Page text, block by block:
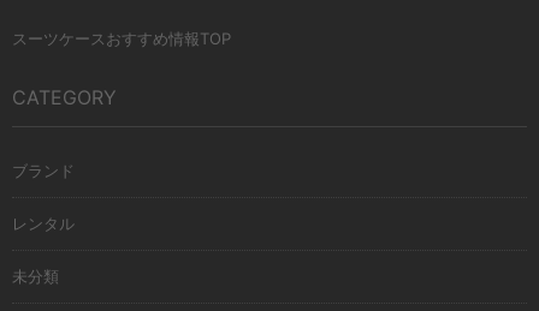
スーツケースおすすめ情報TOP
CATEGORY
ブランド
レンタル
未分類